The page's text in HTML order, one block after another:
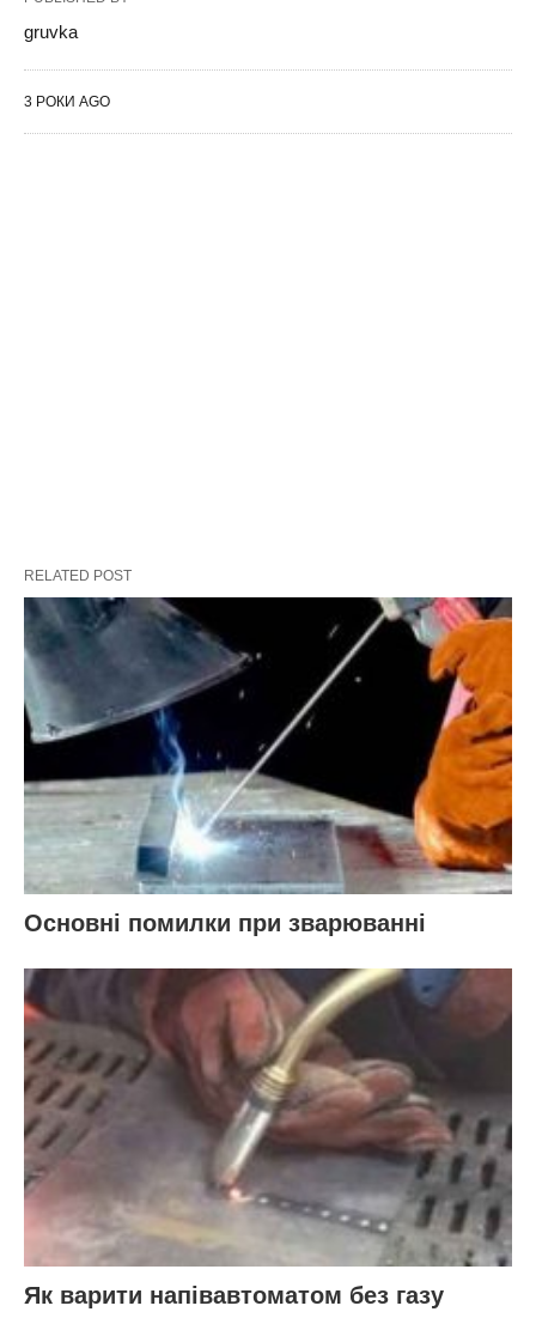
gruvka
3 РОКИ AGO
RELATED POST
Основні помилки при зварюванні
Як варити напівавтоматом без газу